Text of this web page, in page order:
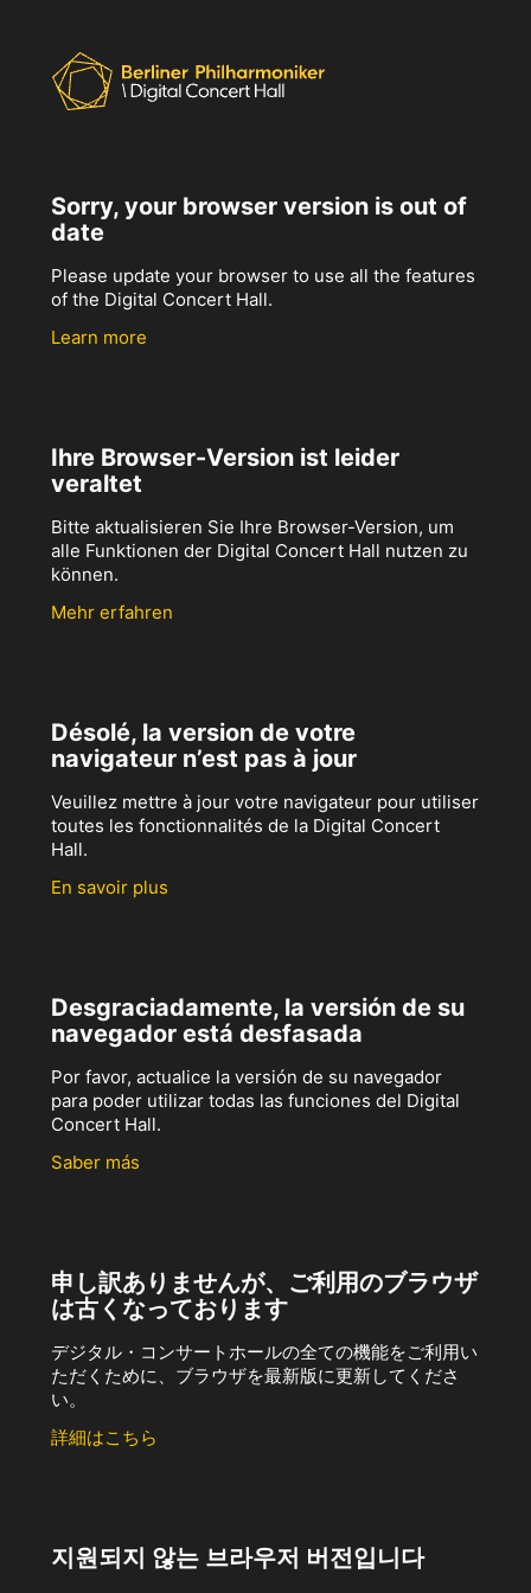
Sorry, your browser version is out of
date
Please update your browser to use all the features
of the Digital Concert Hall.
Learn more
Ihre Browser-Version ist leider
veraltet
Bitte aktualisieren Sie Ihre Browser-Version, um
alle Funktionen der Digital Concert Hall nutzen zu
können.
Mehr erfahren
Désolé, la version de votre
navigateur n’est pas à jour
Veuillez mettre à jour votre navigateur pour utiliser
toutes les fonctionnalités de la Digital Concert
Hall.
En savoir plus
Desgraciadamente, la versión de su
navegador está desfasada
Por favor, actualice la versión de su navegador
para poder utilizar todas las funciones del Digital
Concert Hall.
Saber más
申し訳ありませんが、ご利用のブラウザ
は古くなっております
デジタル・コンサートホールの全ての機能をご利用い
ただくために、ブラウザを最新版に更新してくださ
い。
詳細はこちら
지원되지 않는 브라우저 버전입니다